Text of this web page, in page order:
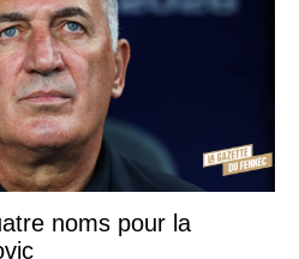
noms pour la